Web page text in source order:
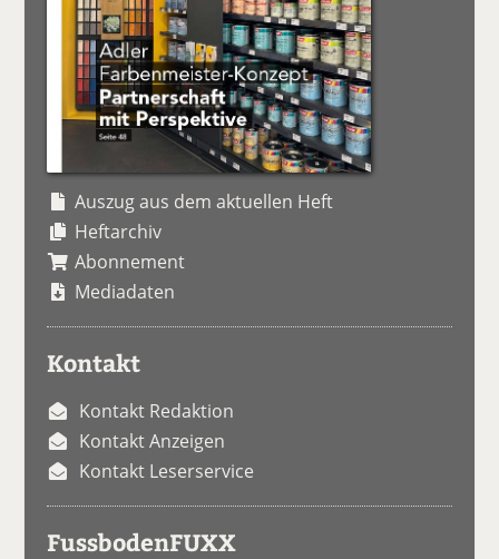
Auszug aus dem aktuellen Heft
Heftarchiv
Abonnement
Mediadaten
Kontakt
Kontakt Redaktion
Kontakt Anzeigen
Kontakt Leserservice
FussbodenFUXX